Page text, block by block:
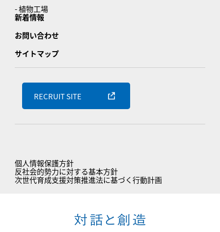
- 植物工場
新着情報
お問い合わせ
サイトマップ
RECRUIT SITE
個人情報保護方針
反社会的勢力に対する基本方針
次世代育成支援対策推進法に基づく行動計画